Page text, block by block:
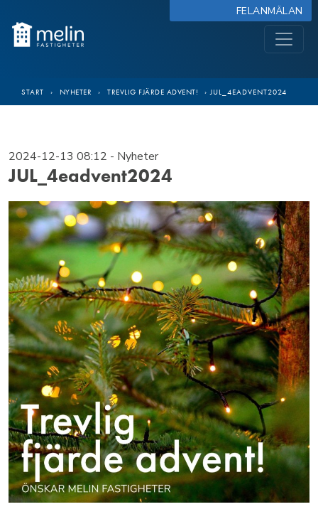
FELANMÄLAN
START › NYHETER › TREVLIG FJÄRDE ADVENT! › JUL_4EADVENT2024
2024-12-13 08:12 - Nyheter
JUL_4eadvent2024